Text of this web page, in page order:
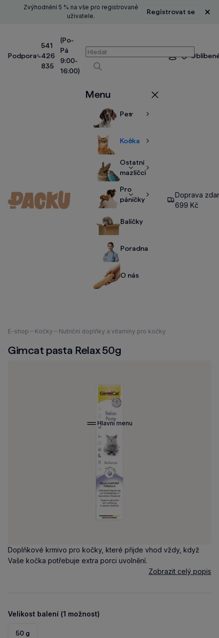
Zvýhodnění 5 % na vše pro registrované
uživatele.
Registrovat se
Podpora
541
426
835
(Po-
Pá
9:00-
16:00)
Vyhledávání
Vyhledávat
Přihlášení
Menu
PesZobrazitZobrazit
Kočka
ZobrazitZobrazit
Ostatní
mazlíčci
ZobrazitZobrazit
Pro
páníčky
ZobrazitZobrazit
Balíčky
Poradna
O nás
Hlavní menu
Doprava
699 Kč
Nacházíte
zde:
E-shop Kočky Nutriční doplňky a vitamíny pro kočky
Gimcat pasta Relax 50g
Doplňkové krmivo pro kočky, které přijde vhod vždy, když
Vaše kočka potřebuje extra porci uvolnění.
Zobrazit celý popis
Velikost balení (1 možnost)
50 g